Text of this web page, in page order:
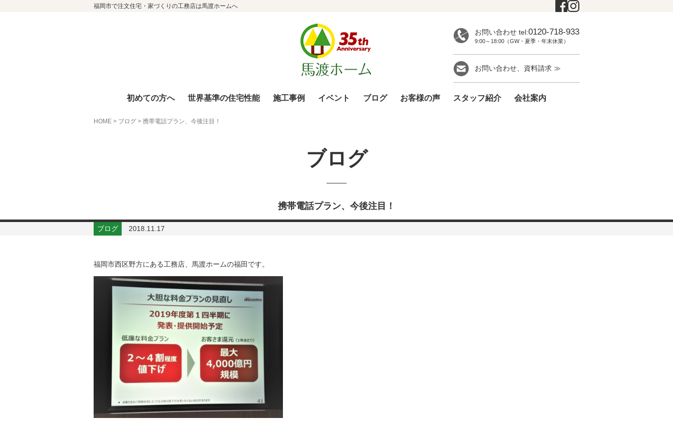
福岡市で注文住宅・家づくりの工務店は馬渡ホームへ
初めての方へ 世界基準の住宅性能 施工事例 イベント ブログ お客様の声 スタッフ紹介 会社案内
お問い合わせ tel:0120-718-933
9:00～18:00（GW・夏季・年末休業）
お問い合わせ、資料請求 ≫
HOME > ブログ > 携帯電話プラン、今後注目！
ブログ
携帯電話プラン、今後注目！
ブログ 2018.11.17
福岡市西区野方にある工務店、馬渡ホームの福田です。